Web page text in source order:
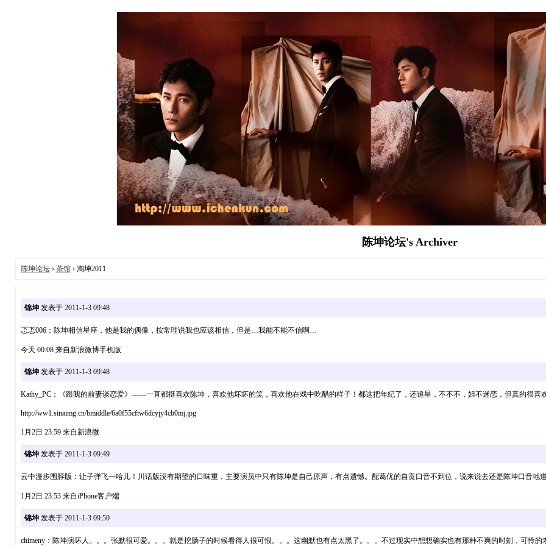
陈坤论坛's Archiver
陈坤论坛› 茶馆› 淘坤2011
锦坤发表于 2011-1-3 09:48
忑忑006：陈坤相信星座，他是我的偶像，按常理说我也应该相信，但是…我能不能不信啊…
今天 00:08 来自新浪微博手机版
锦坤发表于 2011-1-3 09:48
Kathy_PC：《跟我的前妻谈恋爱》------一直都挺喜欢陈坤，喜欢他坏坏的笑，喜欢他在戏中吃醋的样子！都这把年纪了，还追星，不不不，姐不迷恋，但真的很喜
http://ww1.sinaimg.cn/bmiddle/6a0f55cftw6dcyjy4cb0mj.jpg
1月2日 23:59 来自新浪微
锦坤发表于 2011-1-3 09:49
云中漫步围脖版：让子弹飞一哈儿！川话版没有期望的口味重，主要演员中只有陈坤是自己原声，有点遗憾。配葛优的自贡口音不到位，说来说去还是陈坤口音地道
1月2日 23:53 来自iPhone客户端
锦坤发表于 2011-1-3 09:50
chimeny：陈坤演坏人。。。张默很可爱。。。就是挖肠子的时候看得人很可恨。。。这幽默也有点太黑了。。。不过现实中想想确实也有那种不爽的时刻，可怜的